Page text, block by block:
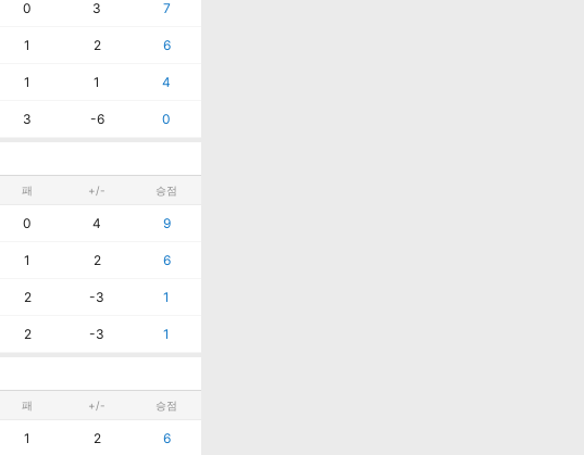
0 3 7
1 2 6
1 1 4
3 -6 0
패 +/- 승점
0 4 9
1 2 6
2 -3 1
2 -3 1
패 +/- 승점
1 2 6